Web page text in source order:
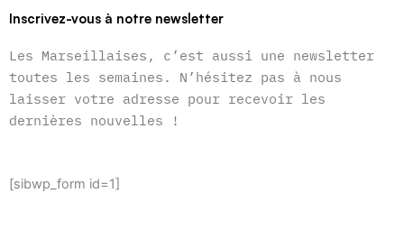
Inscrivez-vous à notre newsletter
Les Marseillaises, c’est aussi une newsletter
toutes les semaines. N’hésitez pas à nous
laisser votre adresse pour recevoir les
dernières nouvelles !
[sibwp_form id=1]